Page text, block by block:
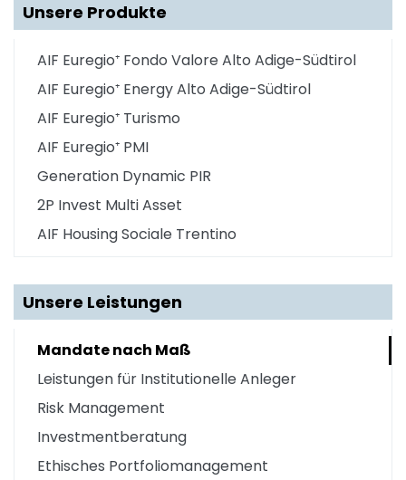
Unsere Produkte
AIF Euregio⁺ Fondo Valore Alto Adige-Südtirol
AIF Euregio⁺ Energy Alto Adige-Südtirol
AIF Euregio⁺ Turismo
AIF Euregio⁺ PMI
Generation Dynamic PIR
2P Invest Multi Asset
AIF Housing Sociale Trentino
Unsere Leistungen
Mandate nach Maß
Leistungen für Institutionelle Anleger
Risk Management
Investmentberatung
Ethisches Portfoliomanagement